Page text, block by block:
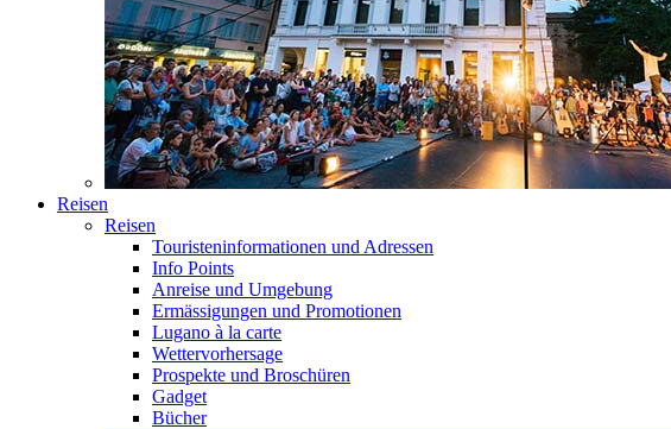
Reisen
Reisen
Touristeninformationen und Adressen
Info Points
Anreise und Umgebung
Ermässigungen und Promotionen
Lugano à la carte
Wettervorhersage
Prospekte und Broschüren
Gadget
Bücher